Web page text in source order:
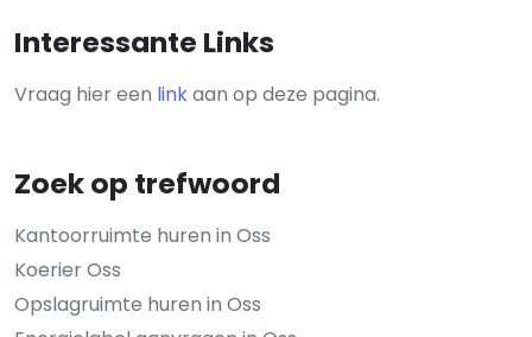
Interessante Links
Vraag hier een linkaan op deze pagina.
Zoek op trefwoord
Kantoorruimte huren in Oss
Koerier Oss
Opslagruimte huren in Oss